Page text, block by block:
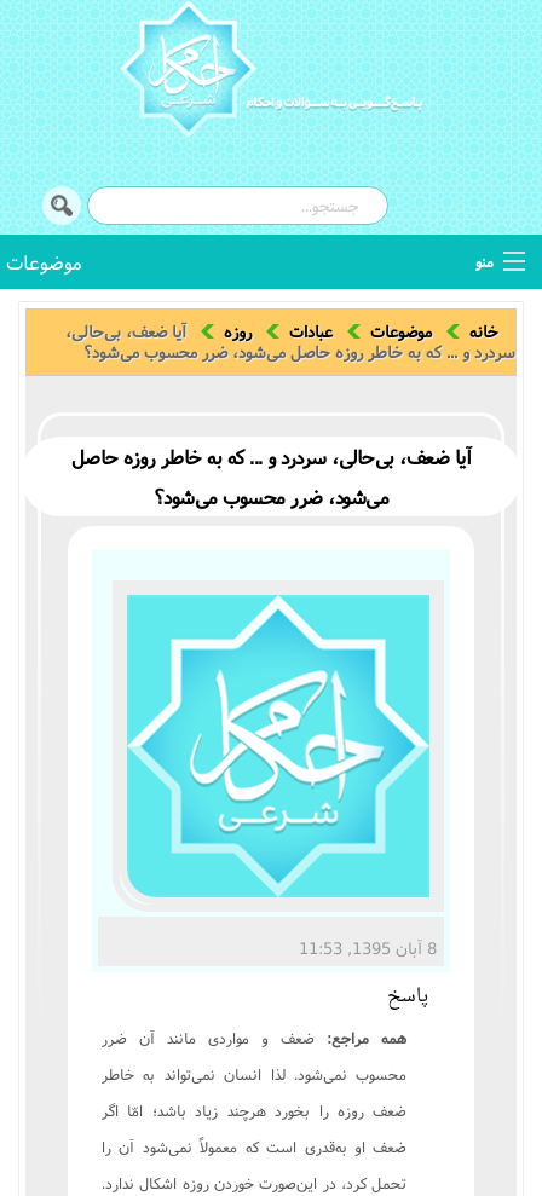
موضوعات منو
توضیح المسائل
استفتائات
اصطلاحات فقهی
زندگی نامه مراجع تقلید
خانه موضوعات عبادات روزه
آیا ضعف، بی‌حالی،
سردرد و ... که به خاطر روزه حاصل می‌شود، ضرر محسوب می‌شود؟
آیا ضعف، بی‌حالی، سردرد و ... که به خاطر روزه حاصل
می‌شود، ضرر محسوب می‌شود؟
8 آبان 1395, 11:53
پاسخ
همه مراجع: ضعف و مواردی مانند آن ضرر
محسوب نمی‌شود. لذا انسان نمی‌تواند به خاطر
ضعف روزه را بخورد هرچند زیاد باشد؛ امّا اگر
ضعف او به‌قدری است که معمولاً نمی‌شود آن را
تحمل کرد، در این‌‌صورت خوردن روزه اشکال ندارد.